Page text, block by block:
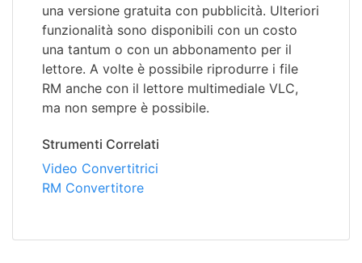
una versione gratuita con pubblicità. Ulteriori
funzionalità sono disponibili con un costo
una tantum o con un abbonamento per il
lettore. A volte è possibile riprodurre i file
RM anche con il lettore multimediale VLC,
ma non sempre è possibile.
Strumenti Correlati
Video Convertitrici
RM Convertitore